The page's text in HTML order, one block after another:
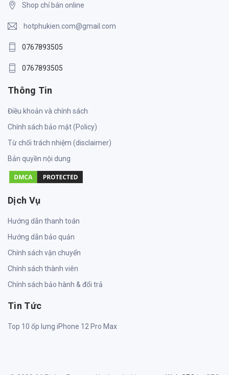
Shop chỉ bán online
hotphukien.com@gmail.com
0767893505
0767893505
Thông Tin
Điều khoản và chính sách
Chính sách bảo mật (Policy)
Từ chối trách nhiệm (disclaimer)
Bản quyền nội dung
Dịch Vụ
Hướng dẫn thanh toán
Hướng dẫn bảo quản
Chính sách vận chuyển
Chính sách thành viên
Chính sách bảo hành & đổi trả
Tin Tức
Top 10 ốp lưng iPhone 12 Pro Max